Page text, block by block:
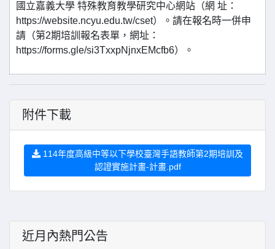
國立嘉義大學 特殊教育教學研究中心網站（網 址：
https://website.ncyu.edu.tw/cset）。請在報名時一併申
請（第2期培訓報名表單，網址：
https://forms.gle/si3TxxpNjnxEMcfb6）。
附件下載
114年度高級中等以下學校臺灣手語教師第2期培訓及
認證實施計畫-計畫.pdf
近月內熱門公告